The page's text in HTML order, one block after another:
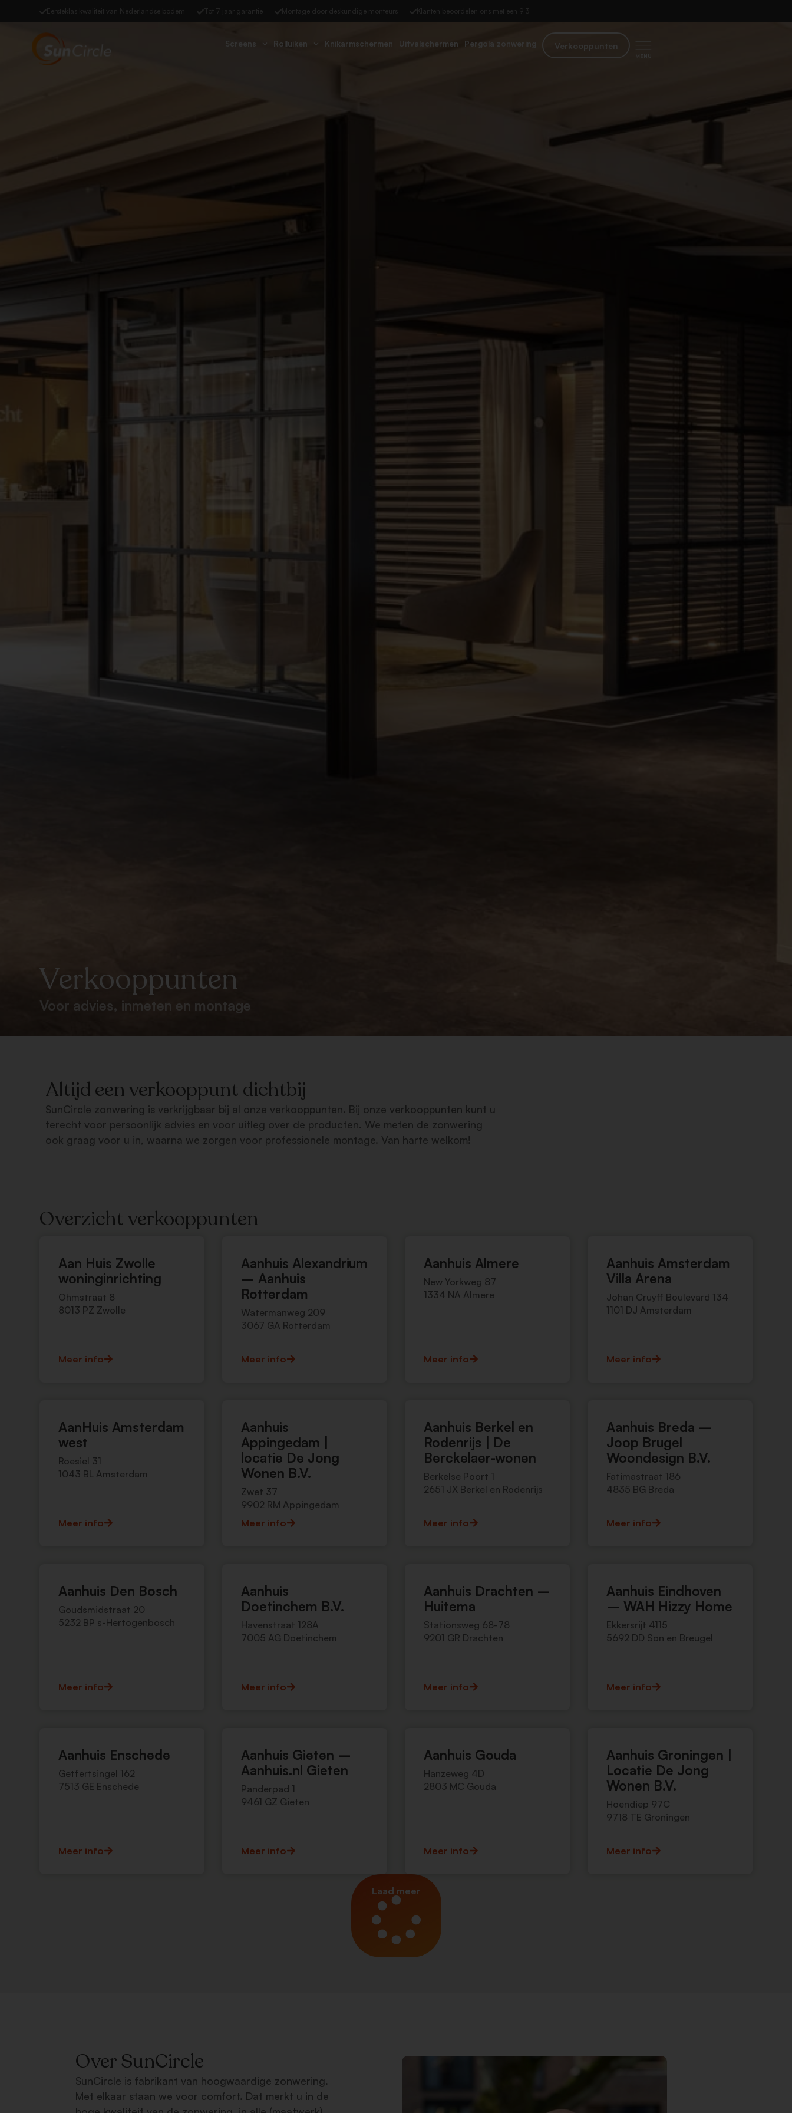
Screens Rolluiken Knikarmschermen Uitvalschermen Pergola zonwering Verkooppunten
Verkooppunten
Voor advies, inmeten en montage
Altijd een verkooppunt dichtbij
SunCircle zonwering is verkrijgbaar bij al onze verkooppunten. Bij onze verkooppunten kunt u
terecht voor persoonlijk advies en voor uitleg over de producten. We meten de zonwering
ook graag voor u in, waarna we zorgen voor professionele montage. Van harte welkom!
Overzicht verkooppunten
Aan Huis Zwolle
woninginrichting
Ohmstraat 8
8013 PZ Zwolle
Meer info
Aanhuis Alexandrium
– Aanhuis
Rotterdam
Watermanweg 209
3067 GA Rotterdam
Meer info
Aanhuis Almere
New Yorkweg 87
1334 NA Almere
Meer info
Aanhuis Amsterdam
Villa Arena
Johan Cruyff Boulevard 134
1101 DJ Amsterdam
Meer info
AanHuis Amsterdam
west
Roesiel 31
1043 BL Amsterdam
Meer info
Aanhuis
Appingedam |
locatie De Jong
Wonen B.V.
Zwet 37
9902 RM Appingedam
Meer info
Aanhuis Berkel en
Rodenrijs | De
Berckelaer-wonen
Berkelse Poort 1
2651 JX Berkel en Rodenrijs
Meer info
Aanhuis Breda –
Joop Brugel
Woondesign B.V.
Fatimastraat 186
4835 BG Breda
Meer info
Aanhuis Den Bosch
Goudsmidstraat 20
5232 BP s-Hertogenbosch
Meer info
Aanhuis
Doetinchem B.V.
Havenstraat 128A
7005 AG Doetinchem
Meer info
Aanhuis Drachten –
Huitema
Stationsweg 68-78
9201 GR Drachten
Meer info
Aanhuis Eindhoven
– WAH Hizzy Home
Ekkersrijt 4115
5692 DD Son en Breugel
Meer info
Aanhuis Enschede
Getfertsingel 162
7513 GE Enschede
Meer info
Aanhuis Gieten –
Aanhuis.nl Gieten
Panderpad 1
9461 GZ Gieten
Meer info
Aanhuis Gouda
Hanzeweg 4D
2803 MC Gouda
Meer info
Aanhuis Groningen |
Locatie De Jong
Wonen B.V.
Hoendiep 97C
9718 TE Groningen
Meer info
Laad meer
Over SunCircle
SunCircle is fabrikant van hoogwaardige zonwering.
Met elkaar staan we voor comfort. Dat merkt u in de